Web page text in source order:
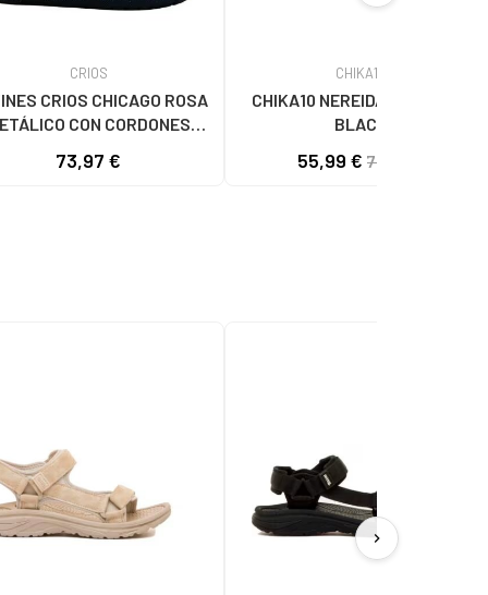
CRIOS
CRIOS CHICAGO ROSA
CON CORDONES
73,97 €
CHIKA10
CHIKA10 NEREIDA 10 NEGRO-
BLACK
55,99 € 79,99 €
chevron_right